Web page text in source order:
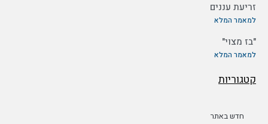
זריעת עננים
למאמר המלא
"בז מצוי"
למאמר המלא
קטגוריות
חדש באתר